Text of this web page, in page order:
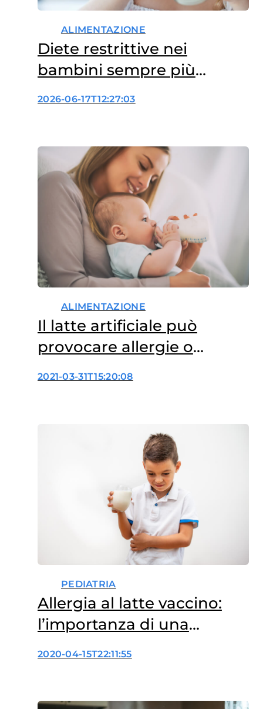
ALIMENTAZIONE
Diete restrittive nei
bambini sempre più
diffuse, anche senza
2026-06-17T12:27:03
ALIMENTAZIONE
Il latte artificiale può
provocare allergie o
carenze nutritive?
2021-03-31T15:20:08
PEDIATRIA
Allergia al latte vaccino:
l’importanza di una
corretta diagnosi
2020-04-15T22:11:55